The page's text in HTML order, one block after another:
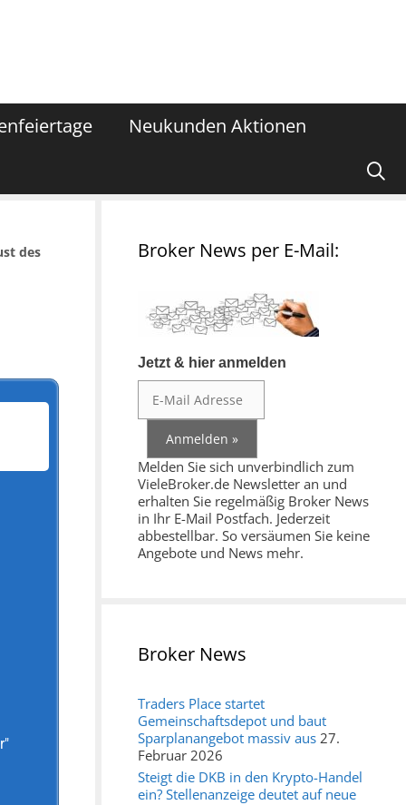
Neukunden Aktionen
des
Broker News per E-Mail:
Jetzt & hier anmelden
Melden Sie sich unverbindlich zum
VieleBroker.de Newsletter an und
erhalten Sie regelmäßig Broker News
in Ihr E-Mail Postfach. Jederzeit
abbestellbar. So versäumen Sie keine
Angebote und News mehr.
Broker News
Traders Place startet
Gemeinschaftsdepot und baut
Sparplanangebot massiv aus 27.
Februar 2026
Steigt die DKB in den Krypto-Handel
ein? Stellenanzeige deutet auf neue